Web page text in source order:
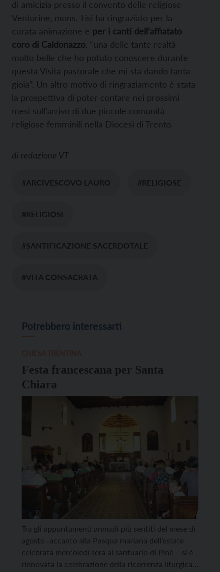
di amicizia presso il convento delle religiose
Venturine, mons. Tisi ha ringraziato per la
curata animazione e per i canti dell’affiatato
coro di Caldonazzo , “una delle tante realtà
molto belle che ho potuto conoscere durante
questa Visita pastorale che mi sta dando tanta
gioia”. Un altro motivo di ringraziamento è stata
la prospettiva di poter contare nei prossimi
mesi sull’arrivo di due piccole comunità
religiose femminili nella Diocesi di Trento.
di redazione VT
#ARCIVESCOVO LAURO #RELIGIOSE
#RELIGIOSI
#SANTIFICAZIONE SACERDOTALE
#VITA CONSACRATA
Potrebbero interessarti
Festa francescana per Santa
Chiara
Tra gli appuntamenti annuali più sentiti del mese di
agosto -accanto alla Pasqua mariana dell’estate
celebrata mercoledì sera al santuario di Pinè – si è
rinnovata la celebrazione della ricorrenza liturgica